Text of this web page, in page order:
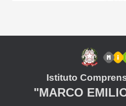
Istituto
"MARCO